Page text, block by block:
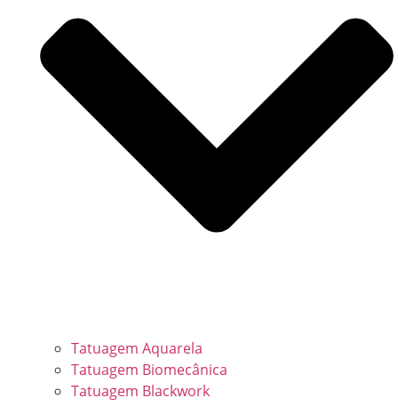
Tatuagem Aquarela
Tatuagem Biomecânica
Tatuagem Blackwork